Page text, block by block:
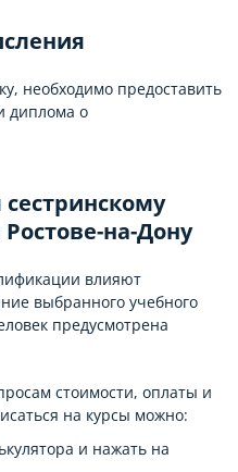
необходимо предоставить
диплома о
на-Дону
влияют
выбранного учебного
предусмотрена
стоимости, оплаты и
на курсы можно:
и нажать на